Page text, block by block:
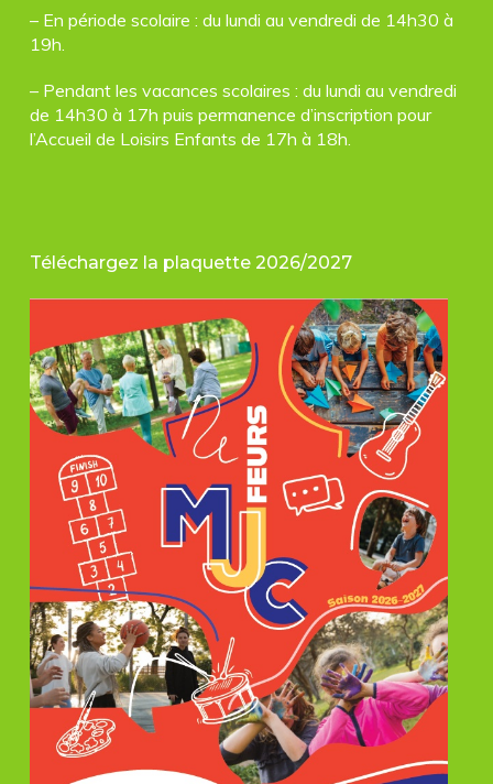
– En période scolaire : du lundi au vendredi de 14h30 à
19h.
– Pendant les vacances scolaires : du lundi au vendredi
de 14h30 à 17h puis permanence d’inscription pour
l’Accueil de Loisirs Enfants de 17h à 18h.
Téléchargez la plaquette 2026/2027